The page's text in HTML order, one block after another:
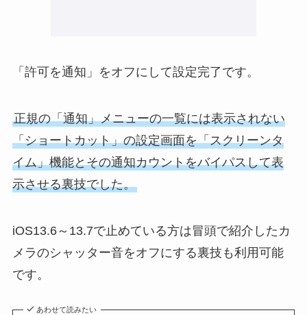
「許可を通知」をオフにして設定完了です。
正規の「通知」メニューの一覧には表示されない
「ショートカット」の設定画面を「スクリーンタ
イム」機能とその通知カウントをバイパスして表
示させる裏技でした。
iOS13.6～13.7で止めている方は冒頭で紹介したカ
メラのシャッター音をオフにする裏技も利用可能
です。
あわせて読みたい